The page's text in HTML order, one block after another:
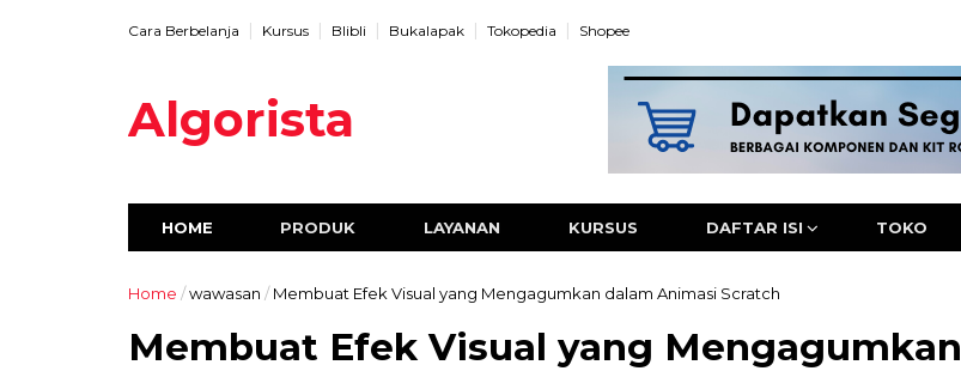
Cara Berbelanja Kursus Blibli Bukalapak Tokopedia Shopee
Algorista
HOME PRODUK LAYANAN KURSUS DAFTAR ISI TOKO
Home /wawasan / Membuat Efek Visual yang Mengagumkan dalam Animasi Scratch
Membuat Efek Visual yang Mengagumkan